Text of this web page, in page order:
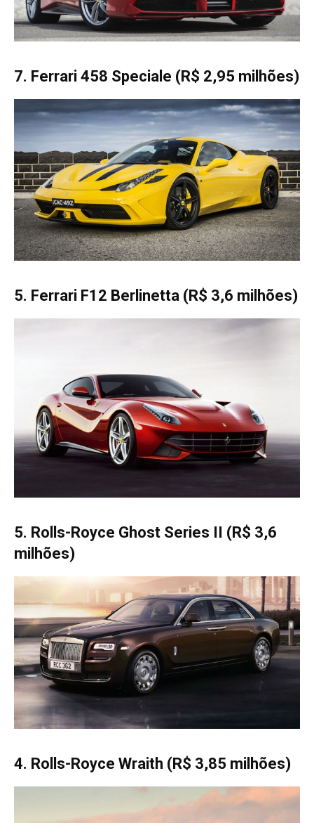
7. Ferrari 458 Speciale (R$ 2,95 milhões)
5. Ferrari F12 Berlinetta (R$ 3,6 milhões)
5. Rolls-Royce Ghost Series II (R$ 3,6
milhões)
4. Rolls-Royce Wraith (R$ 3,85 milhões)